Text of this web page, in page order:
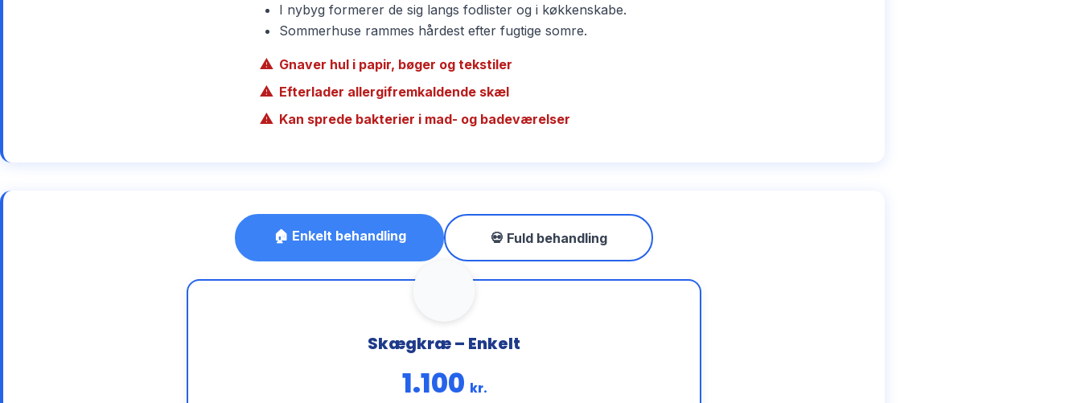
I nybyg formerer de sig langs fodlister og i køkkenskabe.
Sommerhuse rammes hårdest efter fugtige somre.
Gnaver hul i papir, bøger og tekstiler
Efterlader allergifremkaldende skæl
Kan sprede bakterier i mad- og badeværelser
🏠 Enkelt behandling 💀 Fuld behandling
Skægkræ – Enkelt
1.100 kr.